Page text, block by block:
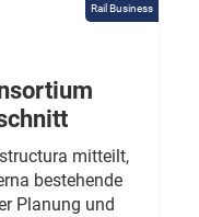
Rail Business
mitteilt,
bestehende
Planung und